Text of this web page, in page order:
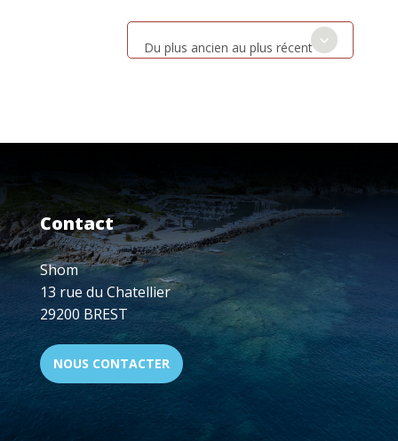
Du plus ancien au plus récent
Contact
Shom
13 rue du Chatellier
29200 BREST
NOUS CONTACTER